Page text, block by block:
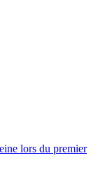
lors du premier